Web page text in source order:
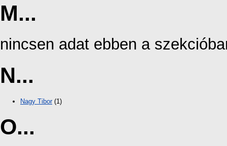
M...
nincsen adat ebben a
N...
Nagy Tibor(1)
O...